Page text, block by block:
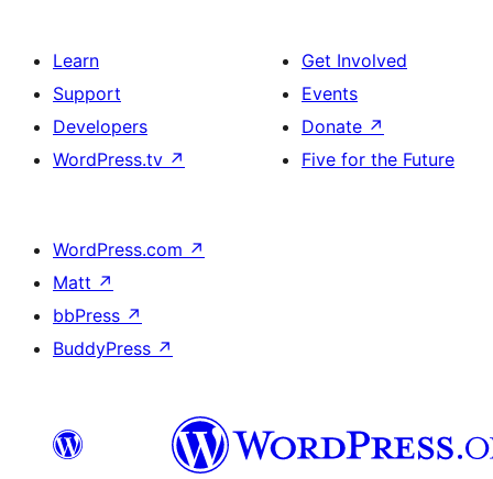
Learn
Support
Developers
WordPress.tv ↗
Get Involved
Events
Donate ↗
Five for the Future
WordPress.com ↗
Matt ↗
bbPress ↗
BuddyPress ↗